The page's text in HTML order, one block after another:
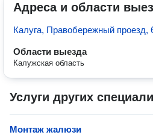
Адреса и области
Калуга, Правобережный проезд,
Области выезда
Калужская область
Услуги других
Монтаж жалюзи